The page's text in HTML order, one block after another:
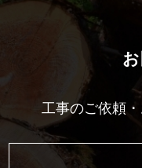
工事のご依頼